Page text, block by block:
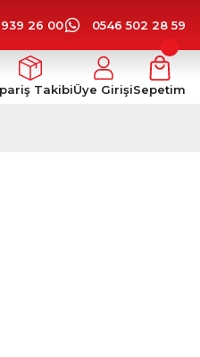
939 26 00 0546 502 28 59
TakibiÜye GirişiSepetim